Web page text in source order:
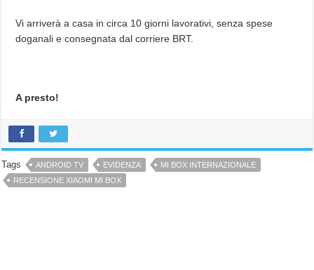
Vi arriverà a casa in circa 10 giorni lavorativi, senza spese
doganali e consegnata dal corriere BRT.
A presto!
Tags ANDROID TV EVIDENZA
MI BOX INTERNAZIONALE
RECENSIONE XIAOMI MI BOX